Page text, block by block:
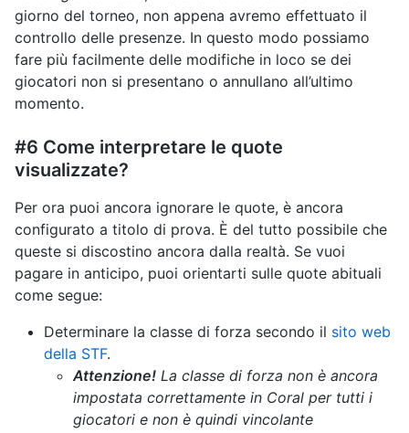
giorno del torneo, non appena avremo effettuato il
controllo delle presenze. In questo modo possiamo
fare più facilmente delle modifiche in loco se dei
giocatori non si presentano o annullano all’ultimo
momento.
#6 Come interpretare le quote
visualizzate?
Per ora puoi ancora ignorare le quote, è ancora
configurato a titolo di prova. È del tutto possibile che
queste si discostino ancora dalla realtà. Se vuoi
pagare in anticipo, puoi orientarti sulle quote abituali
come segue:
Determinare la classe di forza secondo il sito web
della STF.
Attenzione! La classe di forza non è ancora
impostata correttamente in Coral per tutti i
giocatori e non è quindi vincolante